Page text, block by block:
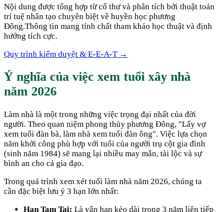
Nội dung được tổng hợp từ cổ thư và phân tích bởi thuật toán
trí tuệ nhân tạo chuyên biệt về huyền học phương
Đông.Thông tin mang tính chất tham khảo học thuật và định
hướng tích cực.
Quy trình kiểm duyệt & E-E-A-T →
Ý nghĩa của việc xem tuổi xây nhà
năm 2026
Làm nhà là một trong những việc trọng đại nhất của đời
người. Theo quan niệm phong thủy phương Đông, "Lấy vợ
xem tuổi đàn bà, làm nhà xem tuổi đàn ông". Việc lựa chọn
năm khởi công phù hợp với tuổi của người trụ cột gia đình
(sinh năm 1984) sẽ mang lại nhiều may mắn, tài lộc và sự
bình an cho cả gia đạo.
Trong quá trình xem xét tuổi làm nhà năm 2026, chúng ta
cần đặc biệt lưu ý 3 hạn lớn nhất:
Hạn Tam Tai: Là vận hạn kéo dài trong 3 năm liên tiếp